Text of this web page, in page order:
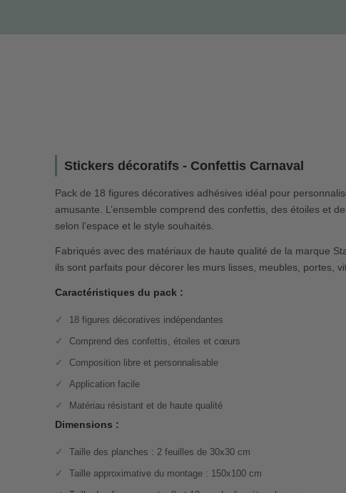
Stickers décoratifs - Confettis Carnaval
Pack de 18 figures décoratives adhésives idéal pour
amusante. L’ensemble comprend des confettis, des étoiles et
selon l’espace et le style souhaités.
Fabriqués avec des matériaux de haute qualité de la marque
ils sont parfaits pour décorer les murs lisses, meubles, portes,
Caractéristiques du pack :
18 figures décoratives indépendantes
Comprend des confettis, étoiles et cœurs
Composition libre et personnalisable
Application facile
Matériau résistant et de haute qualité
Dimensions :
Taille des planches : 2 feuilles de 30x30 cm
Taille approximative du montage : 150x100 cm